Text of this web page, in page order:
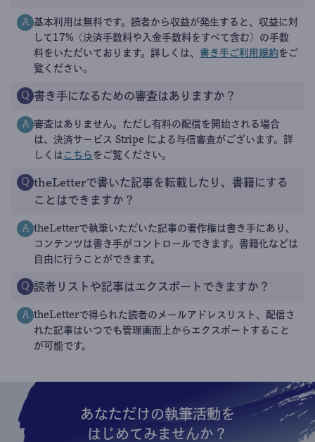
A 基本利用は無料です。読者から収益が発生すると、収益に対
して17%（決済手数料や入金手数料をすべて含む）の手数
料をいただいております。詳しくは、 書き手ご利用規約 をご
覧ください。
Q 書き手になるための審査はありますか？
A 審査はありません。ただし有料の配信を開始される場合
は、決済サービス Stripe による与信審査がございます。詳
しくは こちら をご覧ください。
Q theLetterで書いた記事を転載したり、書籍にする
ことはできますか？
A theLetterで執筆いただいた記事の著作権は書き手にあり、
コンテンツは書き手がコントロールできます。書籍化などは
自由に行うことができます。
Q 読者リストや記事はエクスポートできますか？
A theLetterで得られた読者のメールアドレスリスト、配信さ
れた記事はいつでも管理画面上からエクスポートすること
が可能です。
あなただけの執筆活動を
はじめてみませんか？